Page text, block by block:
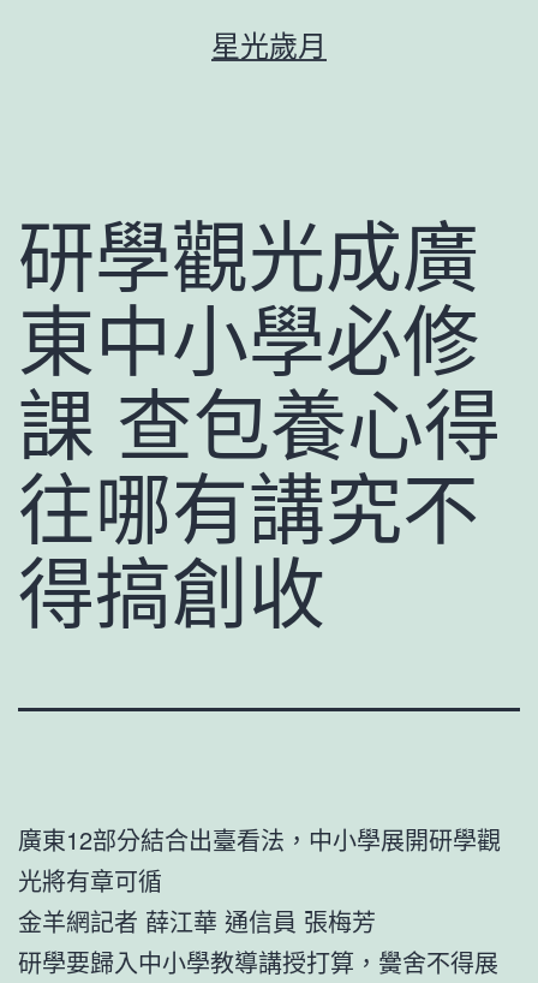
容
星光歲月
研學觀光成廣
東中小學必修
課 查包養心得
往哪有講究不
得搞創收
廣東12部分結合出臺看法，中小學展開研學觀
光將有章可循
金羊網記者 薛江華 通信員 張梅芳
研學要歸入中小學教導講授打算，黌舍不得展